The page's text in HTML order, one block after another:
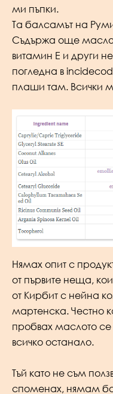
ми пъпки.
Та балсамът на
Съдържа още масло
витамин Е и други
погледна в
плаши там. Всички
Нямах опит с
от първите неща,
от Кирбит с нейна
мартенска. Честно
пробвах маслото
всичко останало.
Тъй като не съм
споменах, нямам